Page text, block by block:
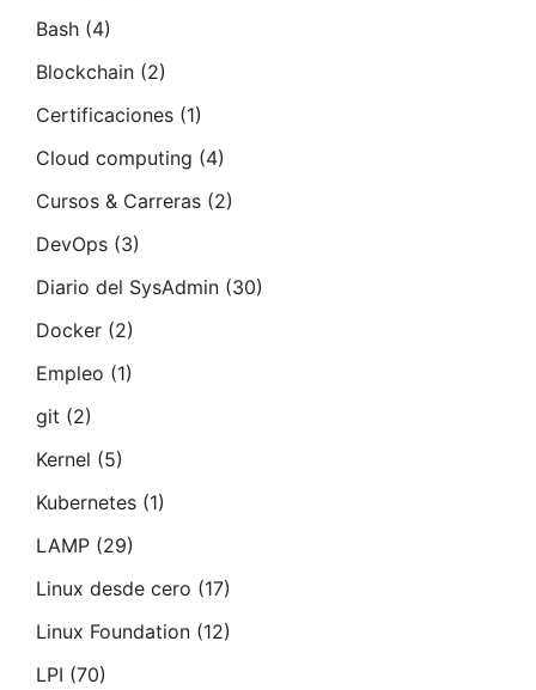
Bash (4)
Blockchain (2)
Certificaciones (1)
Cloud computing (4)
Cursos & Carreras (2)
DevOps (3)
Diario del SysAdmin (30)
Docker (2)
Empleo (1)
git (2)
Kernel (5)
Kubernetes (1)
LAMP (29)
Linux desde cero (17)
Linux Foundation (12)
LPI (70)